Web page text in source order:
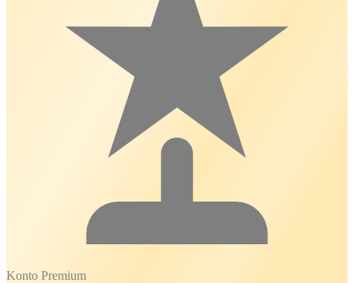
Konto Premium